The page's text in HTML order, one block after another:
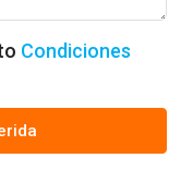
Condiciones